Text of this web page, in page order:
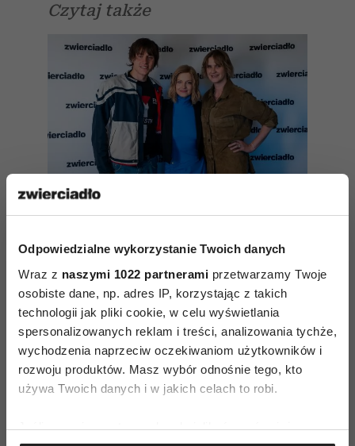
Odpowiedzialne wykorzystanie Twoich danych
Wraz z naszymi 1022 partnerami przetwarzamy Twoje
osobiste dane, np. adres IP, korzystając z takich
technologii jak pliki cookie, w celu wyświetlania
spersonalizowanych reklam i treści, analizowania tychże,
wychodzenia naprzeciw oczekiwaniom użytkowników i
rozwoju produktów. Masz wybór odnośnie tego, kto
używa Twoich danych i w jakich celach to robi.
Jeśli wyrazisz na to zgodę, chcielibyśmy również:
Czytaj także
Marta Nieradkiewicz i Mieszko
filmu
NOWE FILMY POLSKIE FILMY